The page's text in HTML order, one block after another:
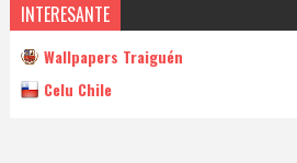
INTERESANTE
Wallpapers Traiguén
Celu Chile